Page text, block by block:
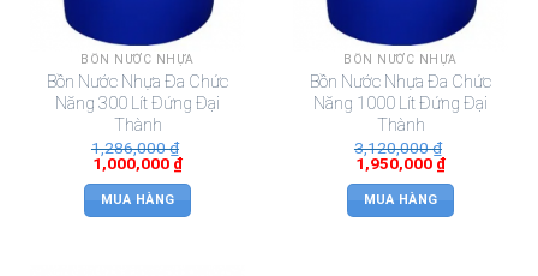
BỒN NƯỚC NHỰA
Bồn Nước Nhựa Đa Chức
Năng 300 Lít Đứng Đại
Thành
1,286,000₫
1,000,000₫
MUA HÀNG
BỒN NƯỚC NHỰA
Bồn Nước Nhựa Đa Chức
Năng 1000 Lít Đứng Đại
Thành
3,120,000₫
1,950,000₫
MUA HÀNG